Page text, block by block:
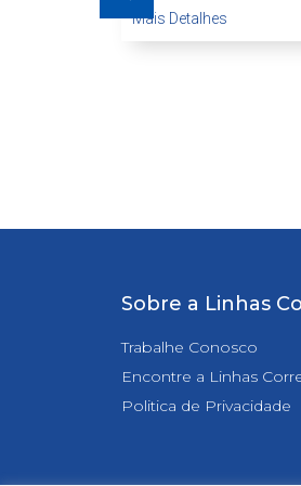
Mais Detalhes
Sobre a Linhas
Trabalhe Conosco
Encontre a Linhas
Politica de Privacidade